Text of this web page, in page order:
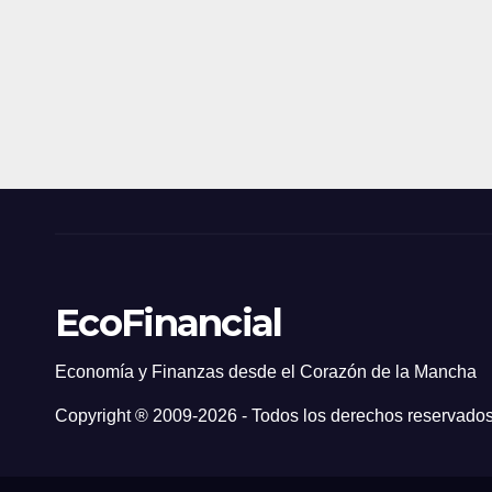
EcoFinancial
Economía y Finanzas desde el Corazón de la Mancha
Copyright ® 2009-2026 - Todos los derechos